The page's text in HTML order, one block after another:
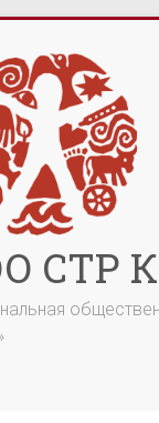
СТР